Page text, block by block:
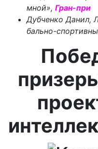
мной», Гран-при
Дубченко Данил,
бально-